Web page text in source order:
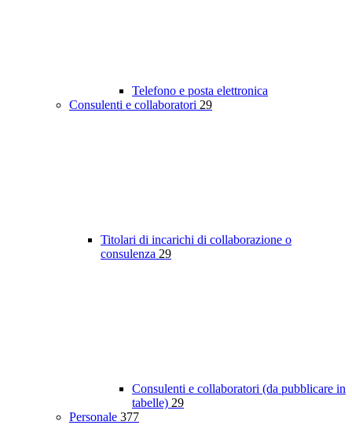
Telefono e posta elettronica
Consulenti e collaboratori 29
Titolari di incarichi di collaborazione o
consulenza 29
Consulenti e collaboratori (da pubblicare in
tabelle) 29
Personale 377